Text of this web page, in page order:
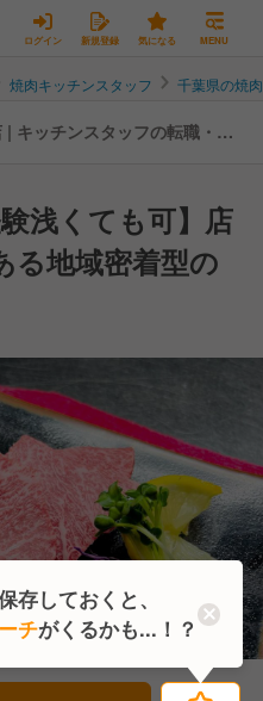
ログイン 新規登録 気になる MENU
焼肉キッチンスタッフ 千葉県の焼
キッチンスタッフの転職・求
浅くても可】店
る地域密着型の
存しておくと、
チがくるかも...！？